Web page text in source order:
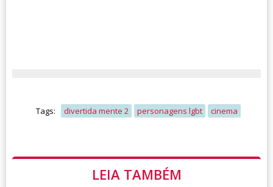
Tags: divertida mente 2 personagens lgbt cinema
LEIA TAMBÉM